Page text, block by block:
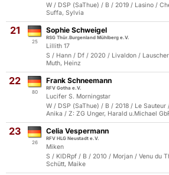
W / DSP (SaThue) / B / 2019 / Lasino /
Suffa, Sylvia
21
25
Sophie Schweigel
RSG Thür.Burgenland Mühlberg e.V.
Lillith 17
S / Hann / Df / 2020 / Livaldon /
Muth, Heinz
22
80
Frank Schneemann
RFV Gotha e.V.
Lucifer S. Morningstar
W / DSP (SaThue) / B / 2018 / Le Sauteur
Anika / Z: ZG Unger, Harald u.Michael
23
26
Celia Vespermann
RFV HLG Neustadt e.V.
Miken
S / KlDRpf / B / 2010 / Morjan / Venu du
Schütt, Maike